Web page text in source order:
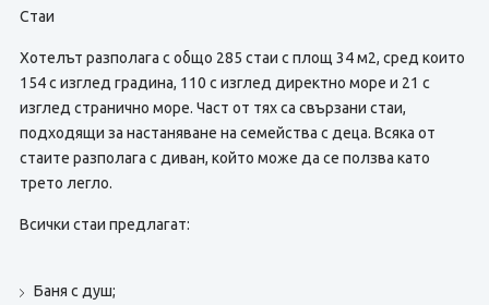
Стаи
Хотелът разполага с общо 285 стаи с площ 34 м2, сред които
154 с изглед градина, 110 с изглед директно море и 21 с
изглед странично море. Част от тях са свързани стаи,
подходящи за настаняване на семейства с деца. Всяка от
стаите разполага с диван, който може да се ползва като
трето легло.
Всички стаи предлагат:
Баня с душ;